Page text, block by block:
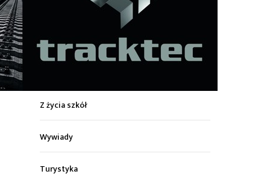
Kultura
Z życia szkół
Wywiady
Turystyka